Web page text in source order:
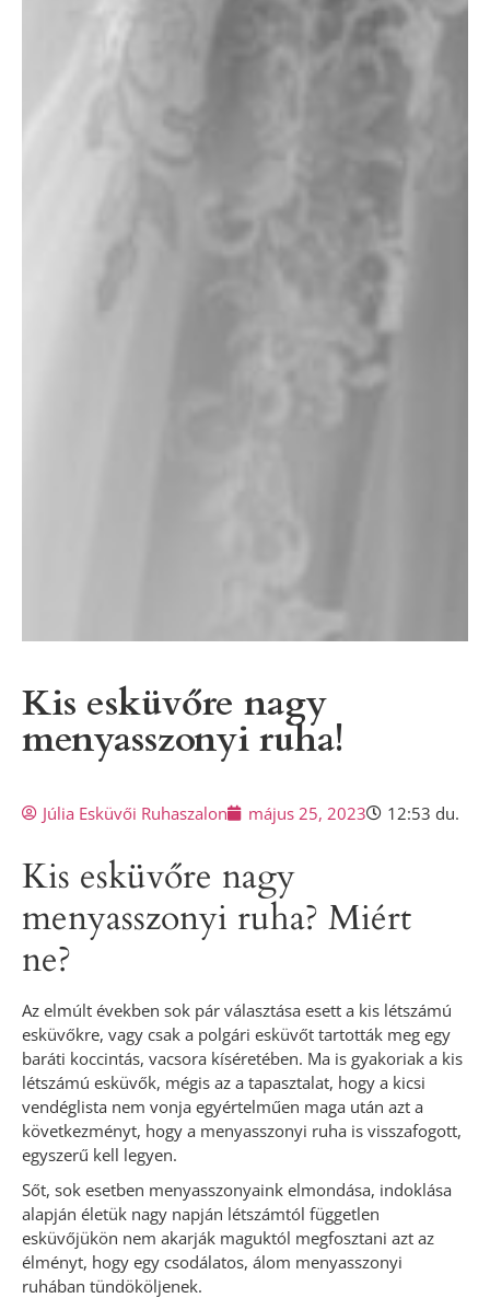
Kis esküvőre nagy
menyasszonyi ruha!
Júlia Esküvői Ruhaszalon május 25, 2023 12:53 du.
Kis esküvőre nagy
menyasszonyi ruha? Miért
ne?
Az elmúlt években sok pár választása esett a kis létszámú
esküvőkre, vagy csak a polgári esküvőt tartották meg egy
baráti koccintás, vacsora kíséretében. Ma is gyakoriak a kis
létszámú esküvők, mégis az a tapasztalat, hogy a kicsi
vendéglista nem vonja egyértelműen maga után azt a
következményt, hogy a menyasszonyi ruha is visszafogott,
egyszerű kell legyen.
Sőt, sok esetben menyasszonyaink elmondása, indoklása
alapján életük nagy napján létszámtól független
esküvőjükön nem akarják maguktól megfosztani azt az
élményt, hogy egy csodálatos, álom menyasszonyi
ruhában tündököljenek.